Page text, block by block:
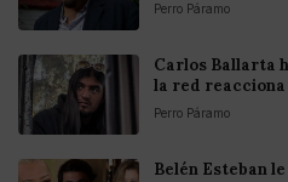
Perro Páramo
Carlos Ballarta
la red reacciona
Perro Páramo
Belén Esteban